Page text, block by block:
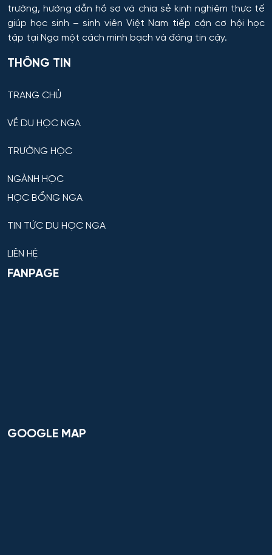
trường, hướng dẫn hồ sơ và chia sẻ kinh nghiệm thực tế
giúp học sinh – sinh viên Việt Nam tiếp cận cơ hội học
tập tại Nga một cách minh bạch và đáng tin cậy.
THÔNG TIN
TRANG CHỦ
VỀ DU HỌC NGA
TRƯỜNG HỌC
NGÀNH HỌC
HỌC BỔNG NGA
TIN TỨC DU HỌC NGA
LIÊN HỆ
FANPAGE
GOOGLE MAP